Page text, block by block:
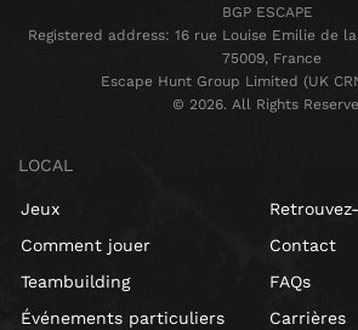
BGP ESCAPE
Registered address: 16 rue Louise Emilie de
75009, France
Escape Hunt Group Limited (UK
©️ 2026. All Rights
LOCAL
Jeux
Comment jouer
Teambuilding
Événements particuliers
Contact
FAQs
Carrières